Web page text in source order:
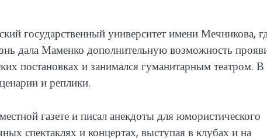
государственный университет имени Мечникова,
дала Маменко дополнительную возможность
постановках и занимался гуманитарным театром. В
и реплики.
газете и писал анекдоты для юмористического
спектаклях и концертах, выступая в клубах и на